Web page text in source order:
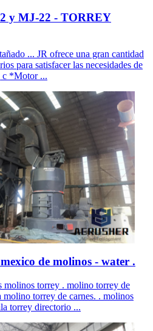
y MJ-22 - TORREY
... JR ofrece una gran cantidad
para satisfacer las necesidades de
c *Motor ...
de molinos - water .
molinos torrey . molino torrey de
molino torrey de carnes. . molinos
torrey directorio ...